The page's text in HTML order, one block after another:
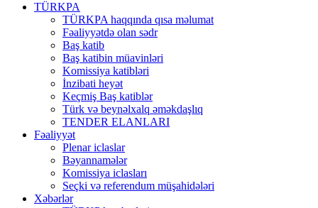
TÜRKPA
TÜRKPA haqqında qısa məlumat
Fəaliyyətdə olan sədr
Baş katib
Baş katibin müavinləri
Komissiya katibləri
İnzibati heyət
Keçmiş Baş katiblər
Türk və beynəlxalq əməkdaşlıq
TENDER ELANLARI
Fəaliyyət
Plenar iclaslar
Bəyannamələr
Komissiya iclasları
Seçki və referendum müşahidələri
Xəbərlər